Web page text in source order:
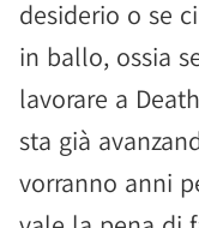
desiderio o se
in ballo, ossia
lavorare a
sta già
vorranno anni